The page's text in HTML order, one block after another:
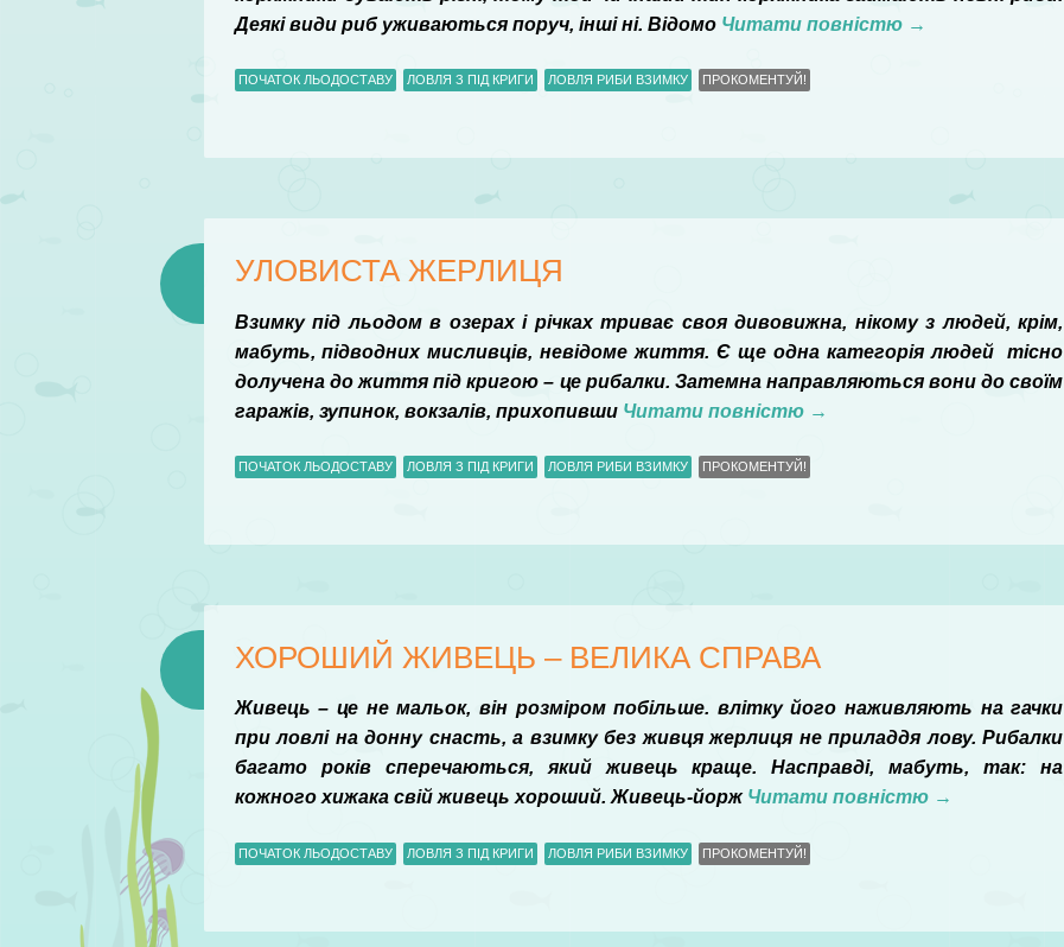
Деякі види риб уживаються поруч, інші ні. Відомо Читати повністю →
ПОЧАТОК ЛЬОДОСТАВУ ЛОВЛЯ З ПІД КРИГИ ЛОВЛЯ РИБИ ВЗИМКУ ПРОКОМЕНТУЙ!
УЛОВИСТА ЖЕРЛИЦЯ
Взимку під льодом в озерах і річках триває своя дивовижна, нікому з людей, крім,
мабуть, підводних мисливців, невідоме життя. Є ще одна категорія людей тісно
долучена до життя під кригою – це рибалки. Затемна направляються вони до своїм
гаражів, зупинок, вокзалів, прихопивши Читати повністю →
ПОЧАТОК ЛЬОДОСТАВУ ЛОВЛЯ З ПІД КРИГИ ЛОВЛЯ РИБИ ВЗИМКУ ПРОКОМЕНТУЙ!
ХОРОШИЙ ЖИВЕЦЬ – ВЕЛИКА СПРАВА
Живець – це не мальок, він розміром побільше. влітку його наживляють на гачки
при ловлі на донну снасть, а взимку без живця жерлиця не приладдя лову. Рибалки
багато років сперечаються, який живець краще. Насправді, мабуть, так: на
кожного хижака свій живець хороший. Живець-йорж Читати повністю →
ПОЧАТОК ЛЬОДОСТАВУ ЛОВЛЯ З ПІД КРИГИ ЛОВЛЯ РИБИ ВЗИМКУ ПРОКОМЕНТУЙ!